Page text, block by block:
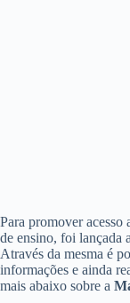
Para promover acesso
de ensino, foi lançada
Através da mesma é
informações e ainda
mais abaixo sobre a